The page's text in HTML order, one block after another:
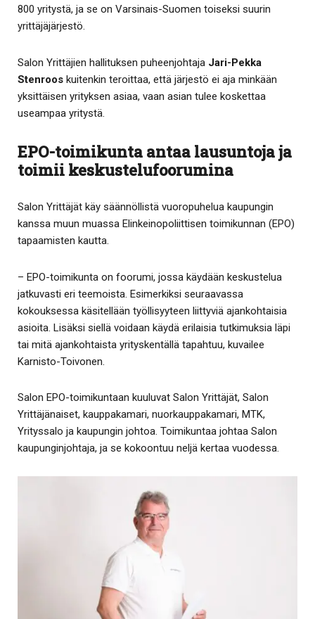
800 yritystä, ja se on Varsinais-Suomen toiseksi suurin
yrittäjäjärjestö.
Salon Yrittäjien hallituksen puheenjohtaja Jari-Pekka
Stenroos kuitenkin teroittaa, että järjestö ei aja minkään
yksittäisen yrityksen asiaa, vaan asian tulee koskettaa
useampaa yritystä.
EPO-toimikunta antaa lausuntoja ja
toimii keskustelufoorumina
Salon Yrittäjät käy säännöllistä vuoropuhelua kaupungin
kanssa muun muassa Elinkeinopoliittisen toimikunnan (EPO)
tapaamisten kautta.
– EPO-toimikunta on foorumi, jossa käydään keskustelua
jatkuvasti eri teemoista. Esimerkiksi seuraavassa
kokouksessa käsitellään työllisyyteen liittyviä ajankohtaisia
asioita. Lisäksi siellä voidaan käydä erilaisia tutkimuksia läpi
tai mitä ajankohtaista yrityskentällä tapahtuu, kuvailee
Karnisto-Toivonen.
Salon EPO-toimikuntaan kuuluvat Salon Yrittäjät, Salon
Yrittäjänaiset, kauppakamari, nuorkauppakamari, MTK,
Yrityssalo ja kaupungin johtoa. Toimikuntaa johtaa Salon
kaupunginjohtaja, ja se kokoontuu neljä kertaa vuodessa.